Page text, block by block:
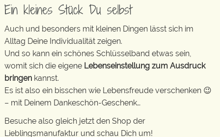
Ein kleines Stück Du selbst
Auch und besonders mit kleinen Dingen lässt sich im
Alltag Deine Individualität zeigen.
Und so kann ein schönes Schlüsselband etwas sein,
womit sich die eigene Lebenseinstellung zum Ausdruck
bringen kannst.
Es ist also ein bisschen wie Lebensfreude verschenken 😉
– mit Deinem Dankeschön-Geschenk…
Besuche also gleich jetzt den Shop der
Lieblingsmanufaktur und schau Dich um!